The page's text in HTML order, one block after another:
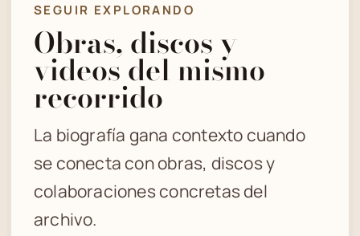
SEGUIR EXPLORANDO
Obras, discos y
videos del mismo
recorrido
La biografía gana contexto cuando
se conecta con obras, discos y
colaboraciones concretas del
archivo.